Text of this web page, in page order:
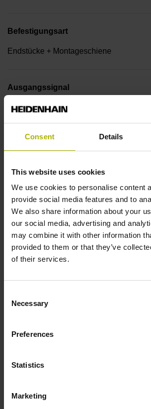
Consent Details
This website uses cookies
We use cookies to personalise content
provide social media features and to
We also share information about your
our social media, advertising and
may combine it with other information
provided to them or that they’ve
of their services.
Selection
Necessary
Preferences
Statistics
Marketing
Befestigungsart
Endstücke + Montageschiene
Ausgangssignal
Rechtecksignale, TTL-Pegel mit 5-fach
Grundabstand 1000 x Teilungsperiode
Weitere Referenzmarken
keine
Ua1/Ua2 bei Störung hochohmig